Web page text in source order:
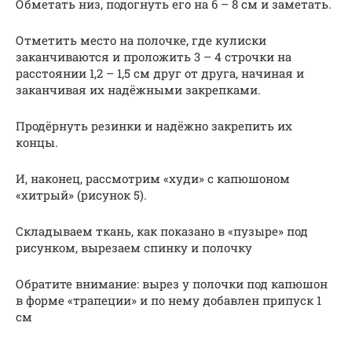
Обметать низ, подогнуть его на 6 – 8 см и заметать.
Отметить место на полочке, где кулиски
заканчиваются и проложить 3 – 4 строчки на
расстоянии 1,2 – 1,5 см друг от друга, начиная и
заканчивая их надёжными закрепками.
Продёрнуть резинки и надёжно закрепить их
концы.
И, наконец, рассмотрим «худи» с капюшоном
«хитрый» (рисунок 5).
Складываем ткань, как показано в «пузыре» под
рисунком, вырезаем спинку и полочку
Обратите внимание: вырез у полочки под капюшон
в форме «трапеции» и по нему добавлен припуск 1
см